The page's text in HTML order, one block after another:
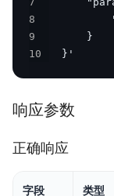
8
9
10
  }'
响应参数
正确响应
字段 类型